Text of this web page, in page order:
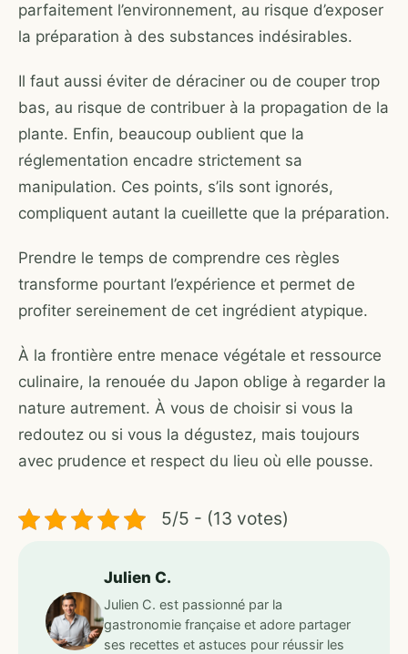
parfaitement l’environnement, au risque d’exposer
la préparation à des substances indésirables.
Il faut aussi éviter de déraciner ou de couper trop
bas, au risque de contribuer à la propagation de la
plante. Enfin, beaucoup oublient que la
réglementation encadre strictement sa
manipulation. Ces points, s’ils sont ignorés,
compliquent autant la cueillette que la préparation.
Prendre le temps de comprendre ces règles
transforme pourtant l’expérience et permet de
profiter sereinement de cet ingrédient atypique.
À la frontière entre menace végétale et ressource
culinaire, la renouée du Japon oblige à regarder la
nature autrement. À vous de choisir si vous la
redoutez ou si vous la dégustez, mais toujours
avec prudence et respect du lieu où elle pousse.
5/5 - (13 votes)
Julien C.
Julien C. est passionné par la
gastronomie française et adore partager
ses recettes et astuces pour réussir les